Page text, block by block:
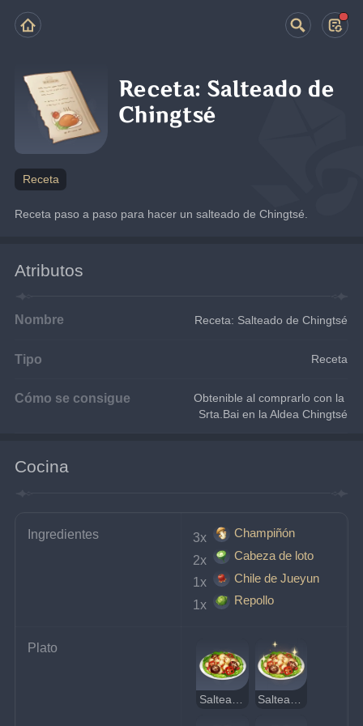
Receta: Salteado de
Chingtsé
Receta
Receta paso a paso para hacer un salteado de Chingtsé.
Atributos
Nombre Receta: Salteado de Chingtsé
Tipo Receta
Cómo se consigue
Obtenible al comprarlo con la
Srta.Bai en la Aldea Chingtsé
Cocina
Ingredientes 3x
Champiñón
2x
Cabeza de loto
1x
Chile de Jueyun
1x
Repollo
Plato